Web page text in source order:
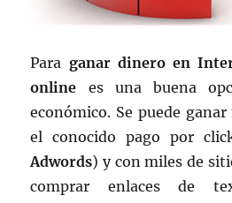
Para ganar dinero en
online es una buena
económico. Se puede
el conocido pago por
Adwords) y con miles de
comprar enlaces de